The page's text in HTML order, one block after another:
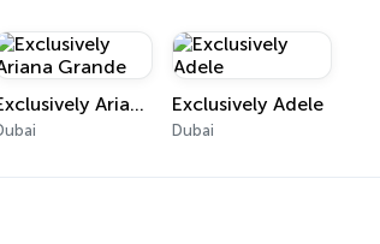
Exclusively Ariana Grande Exclusively Adele
Dubai